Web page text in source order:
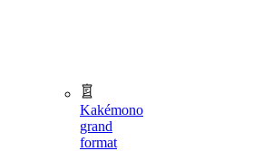
Kakémono
grand
format